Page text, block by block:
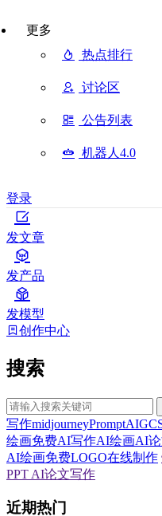
更多
热点排行
讨论区
公告列表
机器人4.0
登录
发文章
发产品
发模型
创作中心
搜索
写作midjourneyPromptAIGC
绘画免费AI写作AI绘画AI
AI绘画免费LOGO在线制作
PPT AI论文写作
近期热门